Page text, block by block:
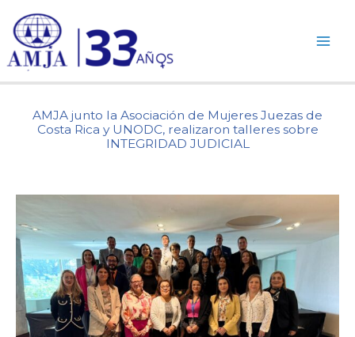
contenido
AMJA junto la Asociación de Mujeres Juezas de
Costa Rica y UNODC, realizaron talleres sobre
INTEGRIDAD JUDICIAL